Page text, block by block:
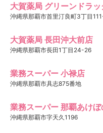
大賀薬局 グリーンドラ
沖縄県那覇市首里汀良町3丁目
大賀薬局 長田沖大前店
沖縄県那覇市長田1丁目24-26
業務スーパー 小禄店
沖縄県那覇市具志875番地
業務スーパー 那覇あけぼ
沖縄県那覇市字天久1196